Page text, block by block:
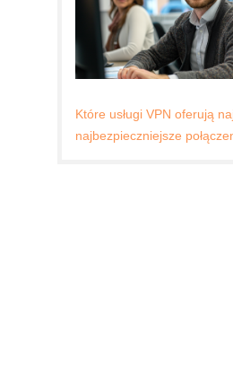
Które usługi VPN oferują
najbezpieczniejsze